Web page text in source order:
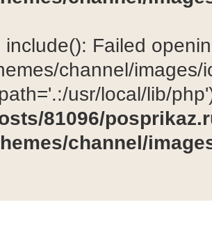
include(): Failed
channel/images/
usr/local/lib/
81096/
channel/